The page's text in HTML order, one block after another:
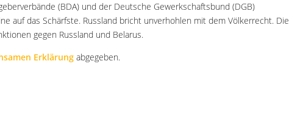
(BDA) und der Deutsche Gewerkschaftsbund (DGB)
auf das Schärfste. Russland bricht unverhohlen mit dem Völkerrecht. Die
gegen Russland und Belarus.
Erklärung abgegeben.